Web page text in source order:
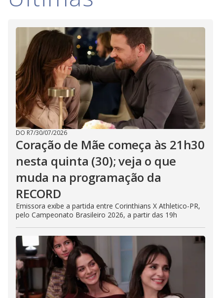
i
d
e
o
DO R7/30/07/2026
Coração de Mãe começa às 21h30
nesta quinta (30); veja o que
muda na programação da
RECORD
Emissora exibe a partida entre Corinthians X Athletico-PR,
pelo Campeonato Brasileiro 2026, a partir das 19h